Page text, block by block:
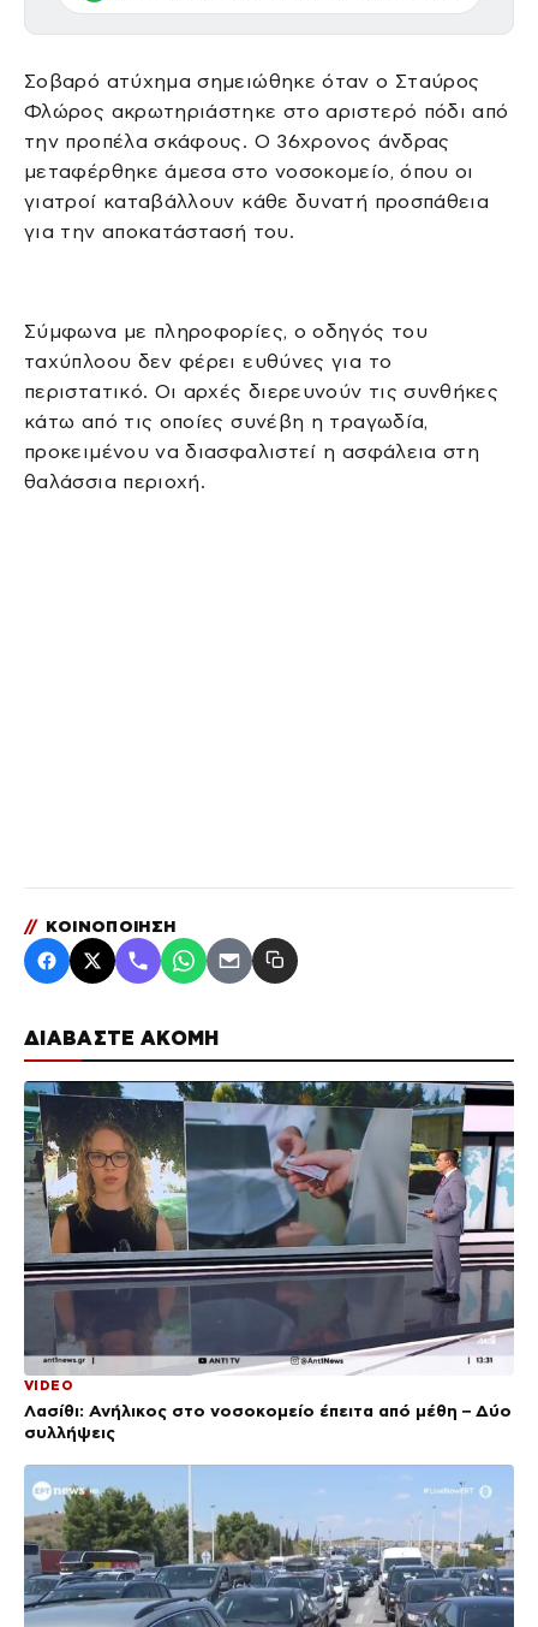
ΔΙΑΒΑΣΤΕ ΑΚΟΜΗ
VIDEO
Λασίθι: Ανήλικος στο νοσοκομείο έπειτα από μέθη – Δύο
συλλήψεις
Σοβαρό ατύχημα σημειώθηκε όταν ο Σταύρος
Φλώρος ακρωτηριάστηκε στο αριστερό πόδι από
την προπέλα σκάφους. Ο 36χρονος άνδρας
μεταφέρθηκε άμεσα στο νοσοκομείο, όπου οι
γιατροί καταβάλλουν κάθε δυνατή προσπάθεια
για την αποκατάστασή του.
Σύμφωνα με πληροφορίες, ο οδηγός του
ταχύπλοου δεν φέρει ευθύνες για το
περιστατικό. Οι αρχές διερευνούν τις συνθήκες
κάτω από τις οποίες συνέβη η τραγωδία,
προκειμένου να διασφαλιστεί η ασφάλεια στη
θαλάσσια περιοχή.
// ΚΟΙΝΟΠΟΙΗΣΗ